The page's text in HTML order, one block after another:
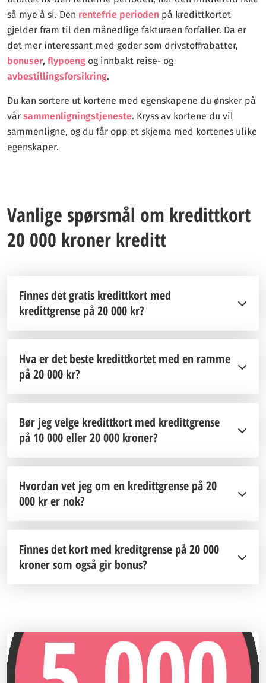
så mye å si. Den rentefrie perioden på kredittkortet
gjelder fram til den månedlige fakturaen forfaller. Da er
det mer interessant med goder som drivstoffrabatter,
bonuser, flypoeng og innbakt reise- og
avbestillingsforsikring.
Du kan sortere ut kortene med egenskapene du ønsker på
vår sammenligningstjeneste. Kryss av kortene du vil
sammenligne, og du får opp et skjema med kortenes ulike
egenskaper.
Vanlige spørsmål om kredittkort
20 000 kroner kreditt
Finnes det gratis kredittkort med
kredittgrense på 20 000 kr?
Hva er det beste kredittkortet med en ramme
på 20 000 kr?
Bør jeg velge kredittkort med kredittgrense
på 10 000 eller 20 000 kroner?
Hvordan vet jeg om en kredittgrense på 20
000 kr er nok?
Finnes det kort med kreditgrense på 20 000
kroner som også gir bonus?